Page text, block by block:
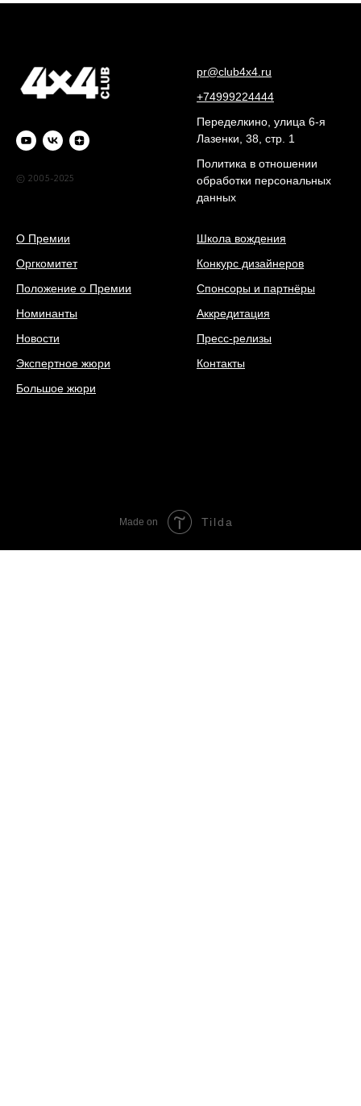
© 2005-2025
pr@club4x4.ru
+74999224444
Переделкино, улица 6-я
Лазенки, 38, стр. 1
Политика в отношении
обработки персональных
данных
О Премии
Оргкомитет
Положение о Премии
Номинанты
Новости
Экспертное жюри
Большое жюри
Школа вождения
Конкурс дизайнеров
Спонсоры и партнёры
Аккредитация
Пресс-релизы
Контакты
Made on Tilda